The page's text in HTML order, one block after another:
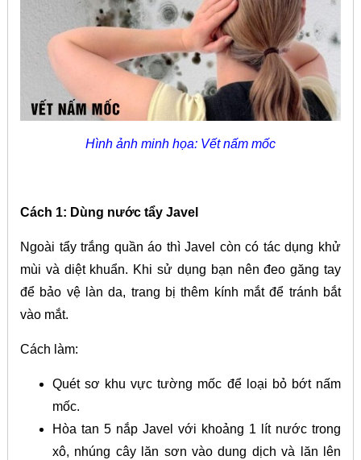
Hình ảnh minh họa: Vết nấm mốc
Cách 1: Dùng nước tẩy Javel
Ngoài tẩy trắng quần áo thì Javel còn có tác dụng khử
mùi và diệt khuẩn. Khi sử dụng bạn nên đeo găng tay
để bảo vệ làn da, trang bị thêm kính mắt để tránh bắt
vào mắt.
Cách làm:
Quét sơ khu vực tường mốc để loại bỏ bớt nấm
mốc.
Hòa tan 5 nắp Javel với khoảng 1 lít nước trong
xô, nhúng cây lăn sơn vào dung dịch và lăn lên